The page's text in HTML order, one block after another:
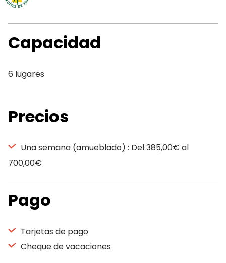
Capacidad
6 lugares
Precios
Una semana (amueblado) : Del 385,00€ al
700,00€
Pago
Tarjetas de pago
Cheque de vacaciones